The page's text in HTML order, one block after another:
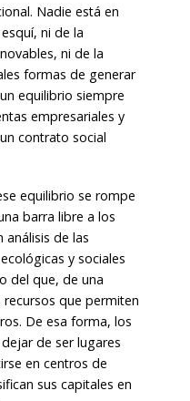
Nadie está en
ni de la
ni de la
formas de generar
equilibrio siempre
empresariales y
contrato social
equilibrio se rompe
barra libre a los
análisis de las
y sociales
del que, de una
que permiten
De esa forma, los
de ser lugares
en centros de
sus capitales en